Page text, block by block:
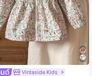
Vintaside Kids